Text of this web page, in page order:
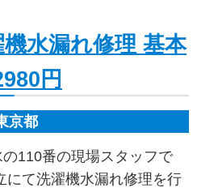
水漏れ修理 基本
円
京都
110番の現場スタッフで
にて洗濯機水漏れ修理を行